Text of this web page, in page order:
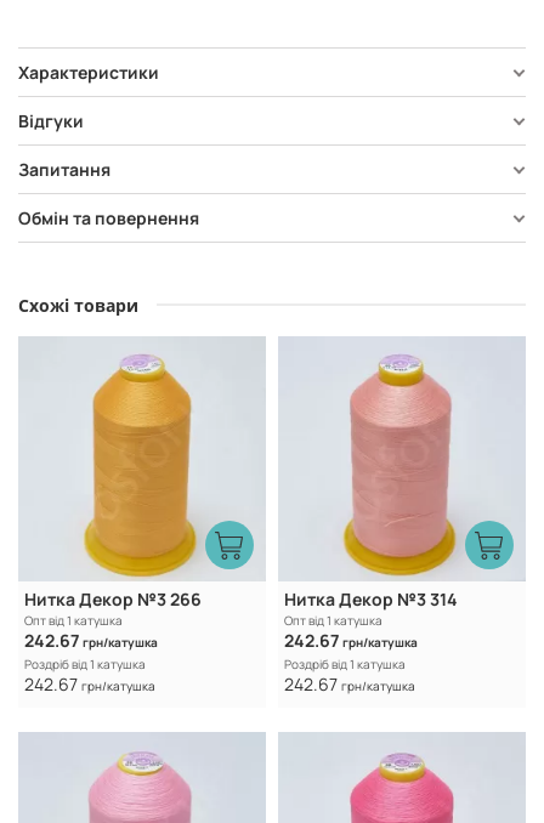
Характеристики
Відгуки
Запитання
Обмін та повернення
Схожі товари
Нитка Декор №3 266
Опт від 1 катушка
242.67 грн/катушка
Роздріб від 1 катушка
242.67 грн/катушка
Нитка Декор №3 314
Опт від 1 катушка
242.67 грн/катушка
Роздріб від 1 катушка
242.67 грн/катушка